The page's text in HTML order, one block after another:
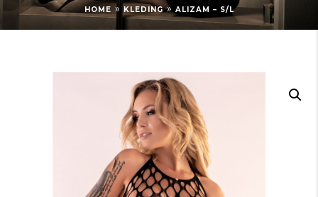
HOME » KLEDING » ALIZAM – S/L